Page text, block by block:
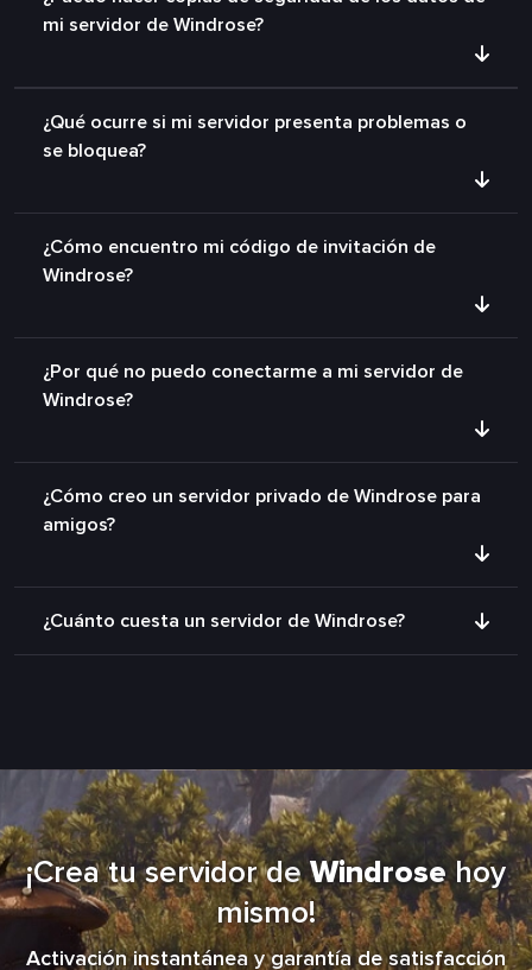
mi servidor de Windrose?
¿Qué ocurre si mi servidor presenta problemas o
se bloquea?
¿Cómo encuentro mi código de invitación de
Windrose?
¿Por qué no puedo conectarme a mi servidor de
Windrose?
¿Cómo creo un servidor privado de Windrose para
amigos?
¿Cuánto cuesta un servidor de Windrose?
¡Crea tu servidor deWindrosehoy
mismo!
Activación instantánea y garantía de satisfacción